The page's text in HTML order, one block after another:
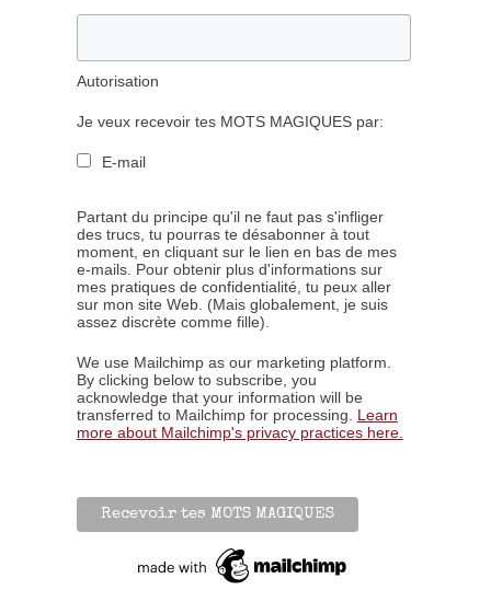
Autorisation
Je veux recevoir tes MOTS MAGIQUES par:
E-mail
Partant du principe qu'il ne faut pas s'infliger
des trucs, tu pourras te désabonner à tout
moment, en cliquant sur le lien en bas de mes
e-mails. Pour obtenir plus d'informations sur
mes pratiques de confidentialité, tu peux aller
sur mon site Web. (Mais globalement, je suis
assez discrète comme fille).
We use Mailchimp as our marketing platform.
By clicking below to subscribe, you
acknowledge that your information will be
transferred to Mailchimp for processing. Learn
more about Mailchimp's privacy practices here.